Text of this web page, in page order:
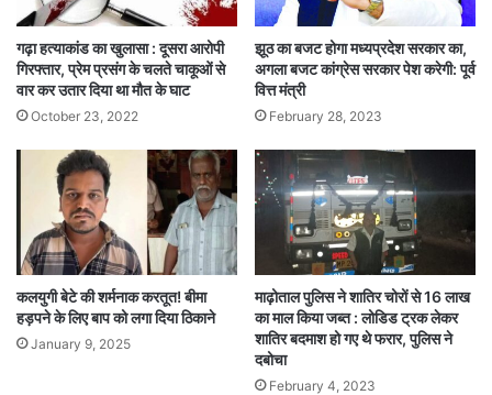
गढ़ा हत्याकांड का खुलासा : दूसरा आरोपी
गिरफ्तार, प्रेम प्रसंग के चलते चाकूओं से
वार कर उतार दिया था मौत के घाट
October 23, 2022
झूठ का बजट होगा मध्यप्रदेश सरकार का,
अगला बजट कांग्रेस सरकार पेश करेगी: पूर्व
वित्त मंत्री
February 28, 2023
कलयुगी बेटे की शर्मनाक करतूत! बीमा
हड़पने के लिए बाप को लगा दिया ठिकाने
January 9, 2025
माढ़ोताल पुलिस ने शातिर चोरों से 16 लाख
का माल किया जब्त : लोडिड ट्रक लेकर
शातिर बदमाश हो गए थे फरार, पुलिस ने
दबोचा
February 4, 2023